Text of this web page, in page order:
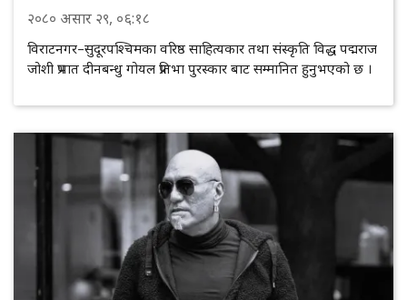
२०८० असार २९, ०६:१८
विराटनगर–सुदूरपश्चिमका वरिष्ठ साहित्यकार तथा संस्कृति विद्ध पद्मराज
जोशी प्रभात दीनबन्धु गोयल प्रतिभा पुरस्कार बाट सम्मानित हुनुभएको छ ।